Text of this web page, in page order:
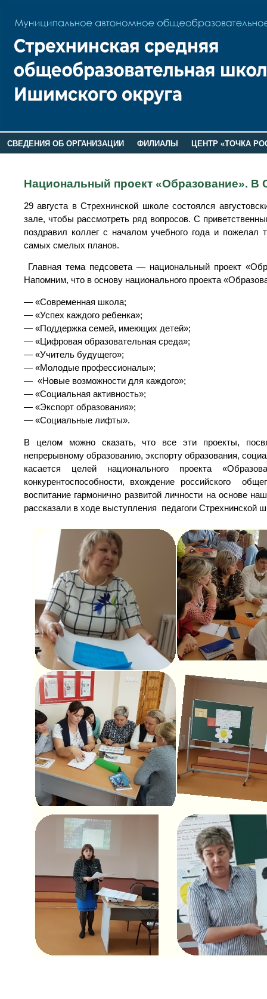
СВЕДЕНИЯ ОБ ОРГАНИЗАЦИИ ФИЛИАЛЫ
ЦЕНТР «ТОЧКА
Национальный проект «Образование». В
29 августа в Стрехнинской школе состоялся
зале, чтобы рассмотреть ряд вопросов. С
поздравил коллег с началом учебного года и пожелал
самых смелых планов.
Главная тема педсовета — национальный проект
Напомним, что в основу национального проекта
— «Современная школа;
— «Успех каждого ребенка»;
— «Поддержка семей, имеющих детей»;
— «Цифровая образовательная среда»;
— «Учитель будущего»;
— «Молодые профессионалы»;
— «Новые возможности для каждого»;
— «Социальная активность»;
— «Экспорт образования»;
— «Социальные лифты».
В целом можно сказать, что все эти проекты,
непрерывному образованию, экспорту образования,
касается целей национального проекта
конкурентоспособности, вхождение российского
воспитание гармонично развитой личности на основе
рассказали в ходе выступления педагоги Стрехнинской